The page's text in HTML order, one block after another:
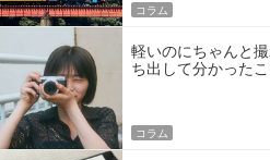
コラム
軽いのにちゃんと
ち出して分かったこ
コラム